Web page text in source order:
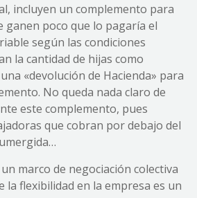
incluyen un complemento para
ganen poco que lo pagaría el
según las condiciones
la cantidad de hijas como
«devolución de Hacienda» para
No queda nada claro de
este complemento, pues
que cobran por debajo del
marco de negociación colectiva
la flexibilidad en la empresa es un